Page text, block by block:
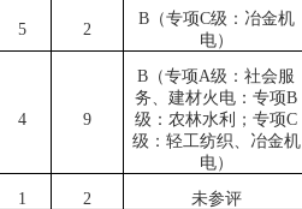
5 2
B（专项C级：冶金机
电）
4 9
B（专项A级：社会服
务、建材火电：专项B
级：农林水利；专项C
级：轻工纺织、冶金机
电）
1 2 未参评